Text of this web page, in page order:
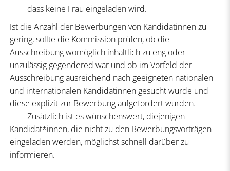
dass keine Frau eingeladen wird.
Ist die Anzahl der Bewerbungen von Kandidatinnen zu
gering, sollte die Kommission prüfen, ob die
Ausschreibung womöglich inhaltlich zu eng oder
unzulässig gegendered war und ob im Vorfeld der
Ausschreibung ausreichend nach geeigneten nationalen
und internationalen Kandidatinnen gesucht wurde und
diese explizit zur Bewerbung aufgefordert wurden.
Zusätzlich ist es wünschenswert, diejenigen
Kandidat*innen, die nicht zu den Bewerbungsvorträgen
eingeladen werden, möglichst schnell darüber zu
informieren.